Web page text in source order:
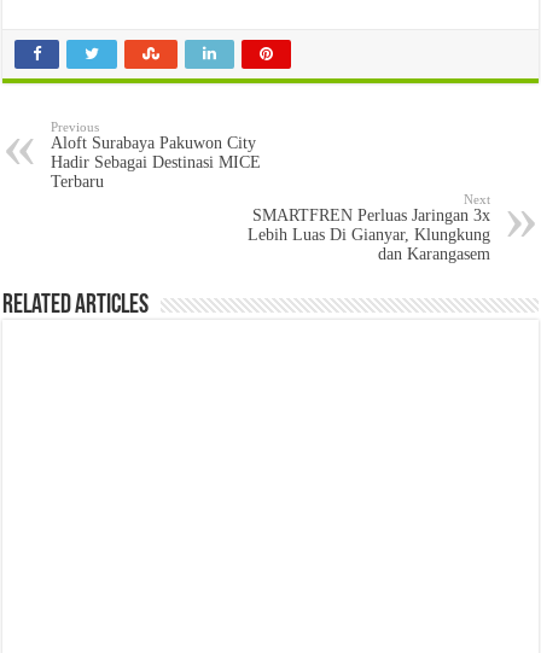
Previous
Aloft Surabaya Pakuwon City
Hadir Sebagai Destinasi MICE
Terbaru
Next
SMARTFREN Perluas Jaringan 3x
Lebih Luas Di Gianyar, Klungkung
dan Karangasem
Related Articles